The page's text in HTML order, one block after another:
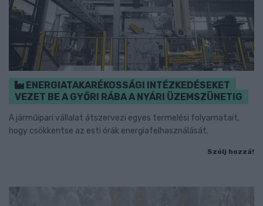
ENERGIATAKARÉKOSSÁGI INTÉZKEDÉSEKET
VEZET BE A GYŐRI RÁBA A NYÁRI ÜZEMSZÜNETIG
A járműipari vállalat átszervezi egyes termelési folyamatait,
hogy csökkentse az esti órák energiafelhasználását.
Szólj hozzá!